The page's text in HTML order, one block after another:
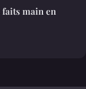
faits main en